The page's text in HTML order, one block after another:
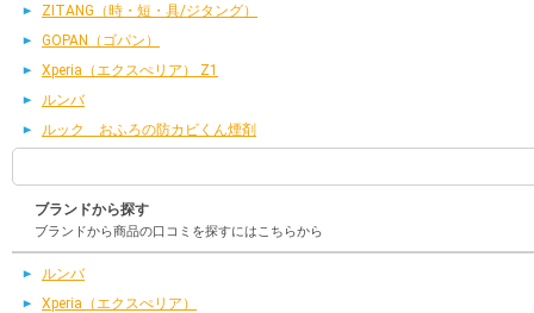
ZITANG（時・短・具/ジタング）
GOPAN（ゴパン）
Xperia（エクスぺリア） Z1
ルンバ
ルック おふろの防カビくん煙剤
ブランドから探す
ブランドから商品の口コミを探すにはこちらから
ルンバ
Xperia（エクスぺリア）